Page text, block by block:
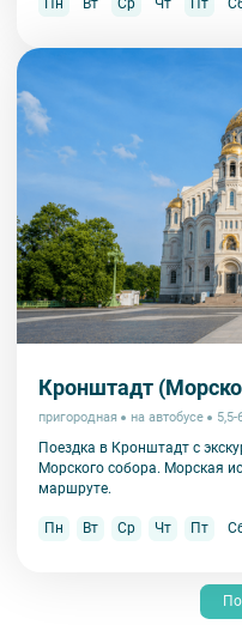
другие пригороды
Кронштадт
пригородная на автобусе 5,5-
Поездка в Кронштадт с
Морского собора. Морская
маршруте.
Пн Вт Ср Чт Пт